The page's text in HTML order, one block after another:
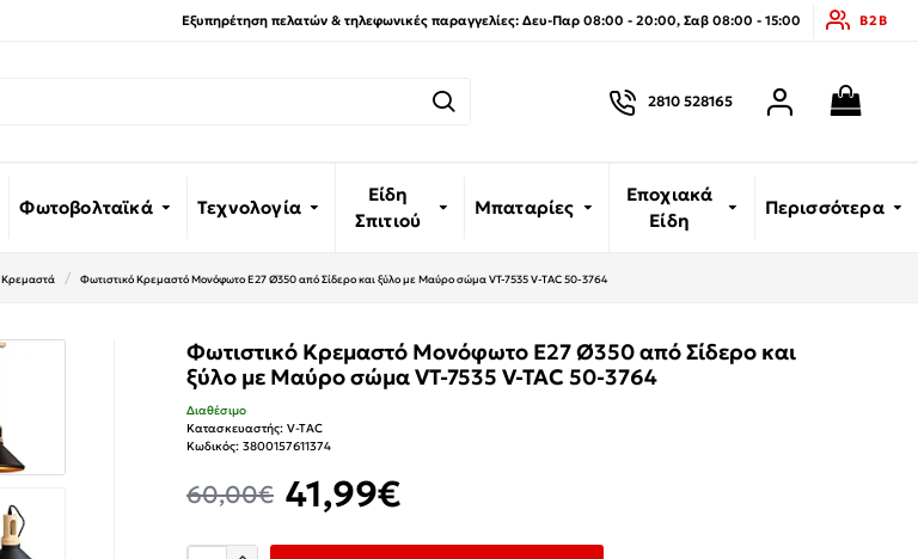
Εξυπηρέτηση πελατών & τηλεφωνικές παραγγελίες: Δευ-Παρ 08:00 - 20:00, Σαβ 08:00 - 15:00 B2B
2810 528165
Φωτοβολταϊκά Τεχνολογία
Είδη
Σπιτιού
Μπαταρίες
Εποχιακά
Είδη
Περισσότερα
Κρεμαστά Φωτιστικό Κρεμαστό Μονόφωτο Ε27 Ø350 από Σίδερο και ξύλο με Μαύρο σώμα VT-7535 V-TAC 50-3764
Φωτιστικό Κρεμαστό Μονόφωτο Ε27 Ø350 από Σίδερο και
ξύλο με Μαύρο σώμα VT-7535 V-TAC 50-3764
41,99€
60,00€
Διαθέσιμο
Κατασκευαστής: V-TAC
Κωδικός: 3800157611374